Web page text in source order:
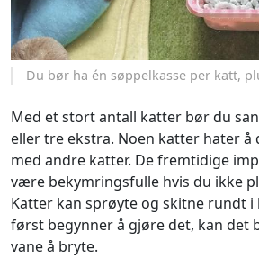
Du bør ha én søppelkasse per katt,
Med et stort antall katter bør du
eller tre ekstra. Noen katter hater å
med andre katter. De fremtidige
være bekymringsfulle hvis du ikke
Katter kan sprøyte og skitne rundt i
først begynner å gjøre det, kan det
vane å bryte.